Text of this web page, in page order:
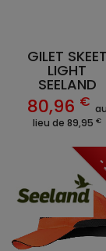
GILET SKEET
LIGHT
SEELAND
80,96 € au
lieu de 89,95€
-